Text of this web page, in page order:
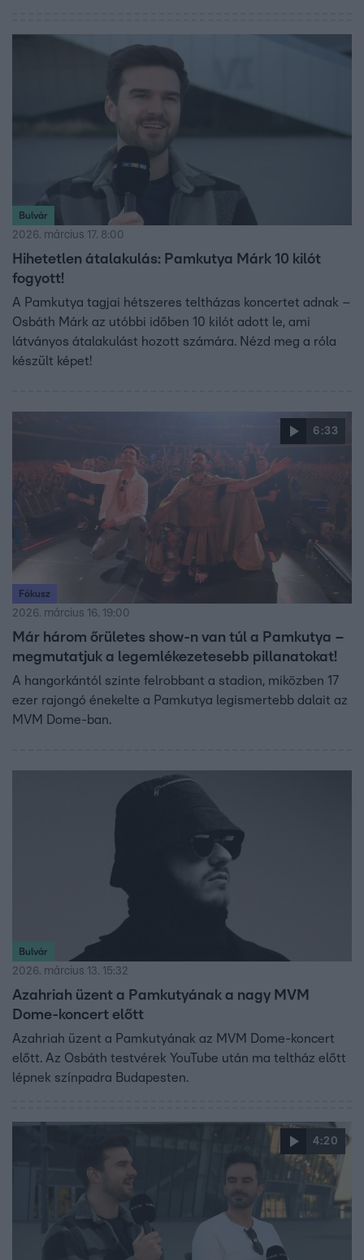
Bulvár
2026. március 17. 8:00
Hihetetlen átalakulás: Pamkutya Márk 10 kilót
fogyott!
A Pamkutya tagjai hétszeres teltházas koncertet adnak –
Osbáth Márk az utóbbi időben 10 kilót adott le, ami
látványos átalakulást hozott számára. Nézd meg a róla
készült képet!
6:33
Fókusz
2026. március 16. 19:00
Már három őrületes show-n van túl a Pamkutya –
megmutatjuk a legemlékezetesebb pillanatokat!
A hangorkántól szinte felrobbant a stadion, miközben 17
ezer rajongó énekelte a Pamkutya legismertebb dalait az
MVM Dome-ban.
Bulvár
2026. március 13. 15:32
Azahriah üzent a Pamkutyának a nagy MVM
Dome-koncert előtt
Azahriah üzent a Pamkutyának az MVM Dome-koncert
előtt. Az Osbáth testvérek YouTube után ma teltház előtt
lépnek színpadra Budapesten.
4:20